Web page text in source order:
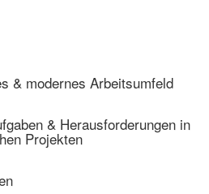
& modernes Arbeitsumfeld
& Herausforderungen in
Projekten